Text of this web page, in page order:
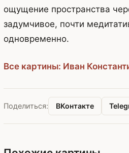
ощущение пространства
задумчивое, почти
одновременно.
Все картины: Иван
Поделиться: ВКонтакте